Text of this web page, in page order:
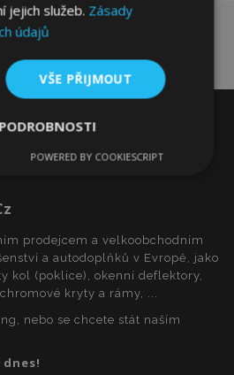
prodejcem a velkoobchodním
a autodoplňků v Evropě, jako
kol (poklice), okenní deflektory,
kryty a rámy, ...
nebo se chcete stát naším
jejich služeb. Zásady
údajů
VŠE PŘIJMOUT
Výkonové
Soubory
soubory
POWERED BY COOKIESCRIPT